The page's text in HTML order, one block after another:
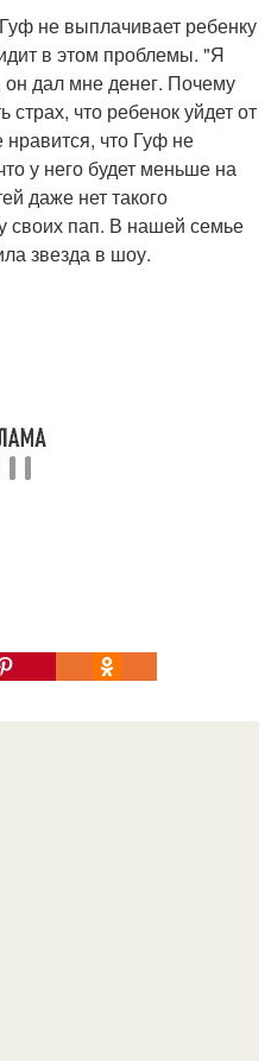
не выплачивает ребенку
в этом проблемы. "Я
он дал мне денег. Почему
страх, что ребенок уйдет от
что Гуф не
у него будет меньше на
даже нет такого
своих пап. В нашей семье
звезда в шоу.